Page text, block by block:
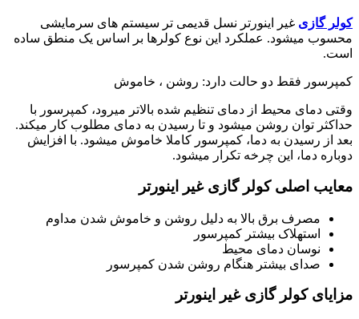
کولر گازی غیر اینورتر نسل قدیمی تر سیستم های سرمایشی
محسوب میشود. عملکرد این نوع کولرها بر اساس یک منطق ساده
است.
کمپرسور فقط دو حالت دارد: روشن ، خاموش
وقتی دمای محیط از دمای تنظیم شده بالاتر میرود، کمپرسور با
حداکثر توان روشن میشود و تا رسیدن به دمای مطلوب کار میکند.
بعد از رسیدن به دما، کمپرسور کاملا خاموش میشود. با افزایش
دوباره دما، این چرخه تکرار میشود.
معایب اصلی کولر گازی غیر اینورتر
مصرف برق بالا به دلیل روشن و خاموش شدن مداوم
استهلاک بیشتر کمپرسور
نوسان دمای محیط
صدای بیشتر هنگام روشن شدن کمپرسور
مزایای کولر گازی غیر اینورتر